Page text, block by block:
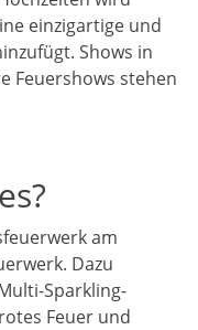
einzigartige und
Shows in
Feuershows stehen
am
Dazu
Sparkling-
Feuer und